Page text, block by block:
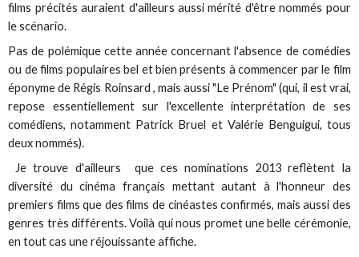
films précités auraient d'ailleurs aussi mérité d'être nommés pour
le scénario.
Pas de polémique cette année concernant l'absence de comédies
ou de films populaires bel et bien présents à commencer par le film
éponyme de Régis Roinsard , mais aussi "Le Prénom" (qui, il est vrai,
repose essentiellement sur l'excellente interprétation de ses
comédiens, notamment Patrick Bruel et Valérie Benguigui, tous
deux nommés).
Je trouve d'ailleurs que ces nominations 2013 reflètent la
diversité du cinéma français mettant autant à l'honneur des
premiers films que des films de cinéastes confirmés, mais aussi des
genres très différents. Voilà qui nous promet une belle cérémonie,
en tout cas une réjouissante affiche.